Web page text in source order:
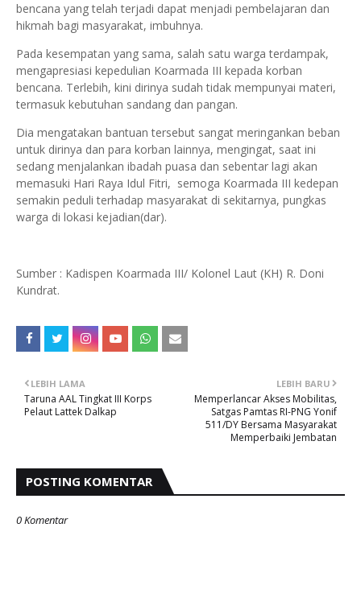
bencana yang telah terjadi dapat menjadi pembelajaran dan
hikmah bagi masyarakat, imbuhnya.
Pada kesempatan yang sama, salah satu warga terdampak,
mengapresiasi kepedulian Koarmada III kepada korban
bencana. Terlebih, kini dirinya sudah tidak mempunyai materi,
termasuk kebutuhan sandang dan pangan.
Dia mengatakan bantuan tersebut sangat meringankan beban
untuk dirinya dan para korban lainnya, mengingat, saat ini
sedang menjalankan ibadah puasa dan sebentar lagi akan
memasuki Hari Raya Idul Fitri, semoga Koarmada III kedepan
semakin peduli terhadap masyarakat di sekitarnya, pungkas
warga di lokasi kejadian(dar).
Sumber : Kadispen Koarmada III/ Kolonel Laut (KH) R. Doni
Kundrat.
LEBIH BARU
Memperlancar Akses Mobilitas,
Satgas Pamtas RI-PNG Yonif
511/DY Bersama Masyarakat
Memperbaiki Jembatan
LEBIH LAMA
Taruna AAL Tingkat III Korps
Pelaut Lattek Dalkap
POSTING KOMENTAR
0 Komentar